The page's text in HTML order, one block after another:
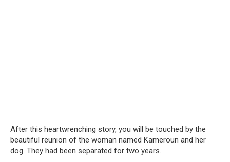
After this heartwrenching story, you will be touched by the
beautiful reunion of the woman named Kameroun and her
dog. They had been separated for two years.